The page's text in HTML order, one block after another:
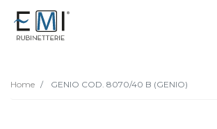
Home GENIO COD. 8070/40 B (GENIO)